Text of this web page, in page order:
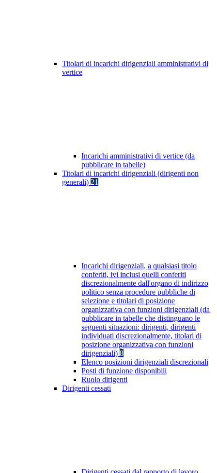
Titolari di incarichi dirigenziali amministrativi di
vertice
Incarichi amministrativi di vertice (da
pubblicare in tabelle)
Titolari di incarichi dirigenziali (dirigenti non
generali) 21
Incarichi dirigenziali, a qualsiasi titolo
conferiti, ivi inclusi quelli conferiti
discrezionalmente dall'organo di indirizzo
politico senza procedure pubbliche di
selezione e titolari di posizione
organizzativa con funzioni dirigenziali (da
pubblicare in tabelle che distinguano le
seguenti situazioni: dirigenti, dirigenti
individuati discrezionalmente, titolari di
posizione organizzativa con funzioni
dirigenziali) 8
Elenco posizioni dirigenziali discrezionali
Posti di funzione disponibili
Ruolo dirigenti
Dirigenti cessati